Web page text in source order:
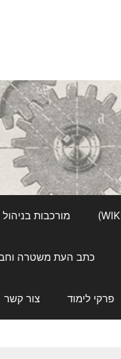
מורכבות בניהול
כתב העת משטרה
פרקי לימוד צור קשר